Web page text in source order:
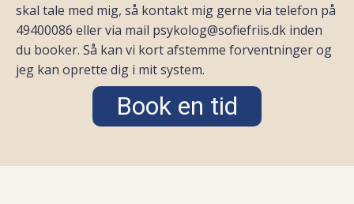
skal tale med mig, så kontakt mig gerne via telefon på
49400086 eller via mail psykolog@sofiefriis.dk inden
du booker. Så kan vi kort afstemme forventninger og
jeg kan oprette dig i mit system.
Book en tid